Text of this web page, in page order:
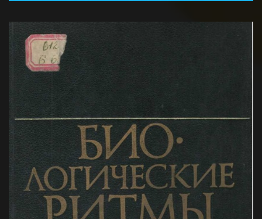
☆
☆
☆
☆
☆
Монография посвящена механизму действия
наркотических анальгетиков. Обобщаются
десятилетние экспериментальные исследован...
BATAFSIL...